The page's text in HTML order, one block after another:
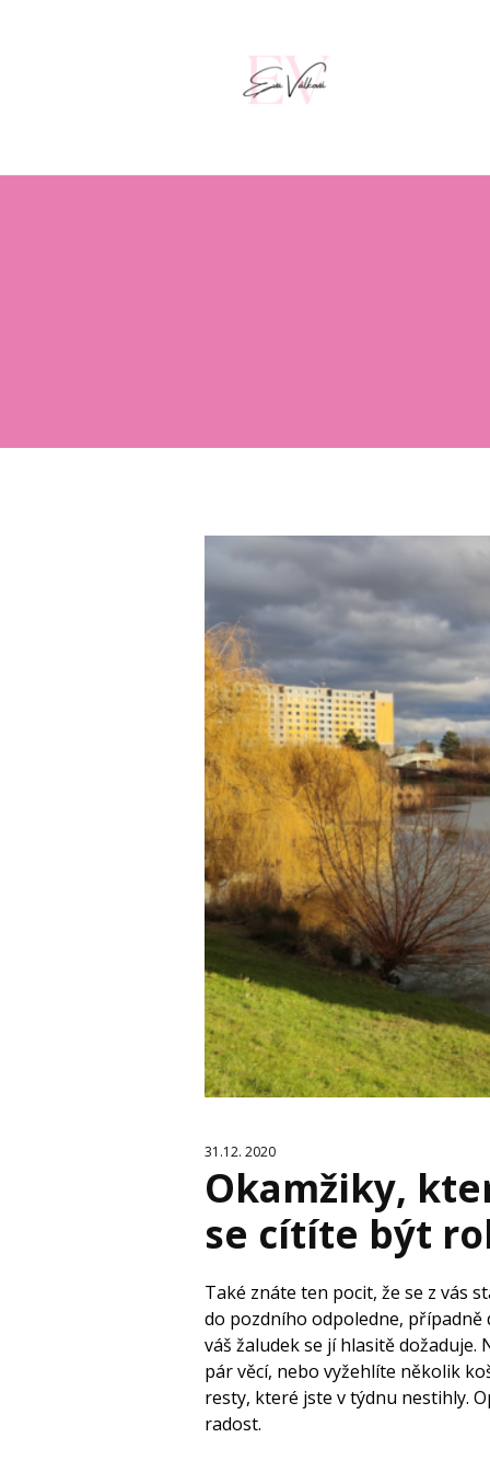
31.12. 2020
Okamžiky,
se cítíte být
Také znáte ten pocit, že se z vás
do pozdního odpoledne, případně
váš žaludek se jí hlasitě
pár věcí, nebo vyžehlíte několik
resty, které jste v týdnu nestihly.
radost.